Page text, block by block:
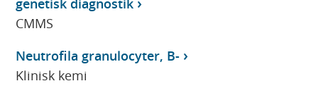
genetisk diagnostik
CMMS
Neutrofila granulocyter, B-
Klinisk kemi